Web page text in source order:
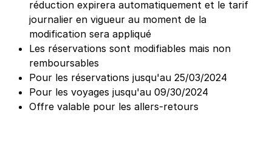
réduction expirera automatiquement et le tarif
journalier en vigueur au moment de la
modification sera appliqué
Les réservations sont modifiables mais non
remboursables
Pour les réservations jusqu'au 25/03/2024
Pour les voyages jusqu'au 09/30/2024
Offre valable pour les allers-retours